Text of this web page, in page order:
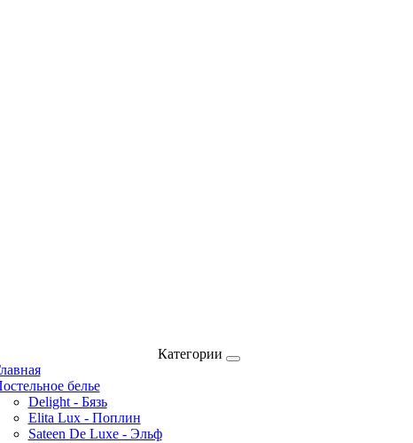
Категории
белье
Delight - Бязь
Elita Lux - Поплин
Sateen De Luxe - Эльф